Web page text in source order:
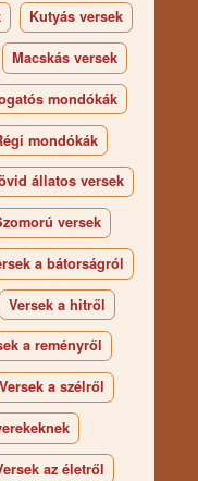
Kutyás versek
Macskás versek
mondókák
mondókák
állatos versek
versek
a bátorságról
Versek a hitről
a reményről
Versek a szélről
az életről